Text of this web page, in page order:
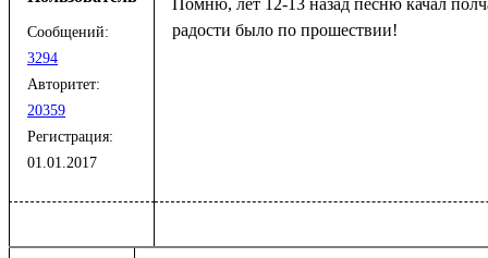
Сообщений:
3294
Авторитет:
20359
Регистрация:
01.01.2017
радости было по прошествии!